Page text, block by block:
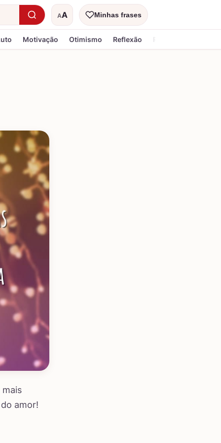
AA
Tamanho do textoMinhas frases
Motivação Otimismo Reflexão Religiosa
mais
amor!